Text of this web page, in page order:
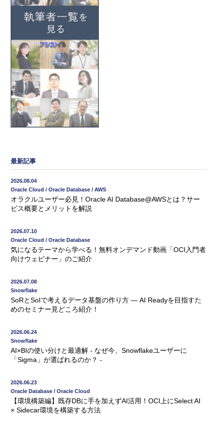
最新記事
2026.08.04
Oracle Cloud / Oracle Database / AWS
オラクルユーザー必見！Oracle AI Database@AWSとは？サー
ビス概要とメリットを解説
2026.07.10
Oracle Cloud / Oracle Database
気になるテーマから学べる！無料オンデマンド動画「OCI入門者
向けウェビナー」のご紹介
2026.07.08
Snowflake
SoRとSoIで考えるデータ基盤の作り方 ― AI Readyを目指すた
めのセミナー見どころ紹介！
2026.06.24
Snowflake
AI×BIの使い分けと最適解 - なぜ今、Snowflakeユーザーに
「Sigma」が選ばれるのか？ -
2026.06.23
Oracle Database / Oracle Cloud
【環境構築編】既存DBに手を加えずAI活用！OCI上にSelect AI
× Sidecar環境を構築する方法